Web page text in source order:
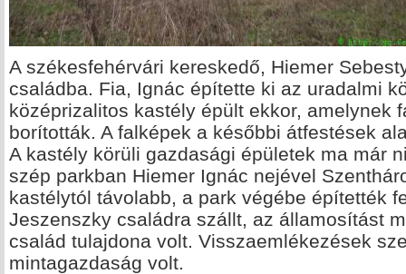
A székesfehérvári kereskedő, Hiemer
családba. Fia, Ignác építette ki az uradalmi
középrizalitos kastély épült ekkor, amelynek
borították. A falképek a későbbi átfestések
A kastély körüli gazdasági épületek ma már
szép parkban Hiemer Ignác nejével
kastélytól távolabb, a park végébe építették
Jeszenszky családra szállt, az államosítást
család tulajdona volt. Visszaemlékezések
mintagazdaság volt.